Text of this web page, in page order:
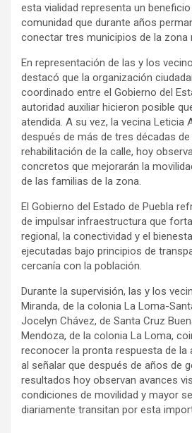
esta vialidad representa un
comunidad que durante años
conectar tres municipios de la zona
En representación de las y los
destacó que la organización
coordinado entre el Gobierno del
autoridad auxiliar hicieron posible
atendida. A su vez, la vecina Leticia
después de más de tres décadas
rehabilitación de la calle, hoy
concretos que mejorarán la
de las familias de la zona.
El Gobierno del Estado de Puebla
de impulsar infraestructura que
regional, la conectividad y el
ejecutadas bajo principios de
cercanía con la población.
Durante la supervisión, las y los
Miranda, de la colonia La Loma-
Jocelyn Chávez, de Santa Cruz
Mendoza, de la colonia La Loma,
reconocer la pronta respuesta de la
al señalar que después de años de
resultados hoy observan avances
condiciones de movilidad y mayor
diariamente transitan por esta